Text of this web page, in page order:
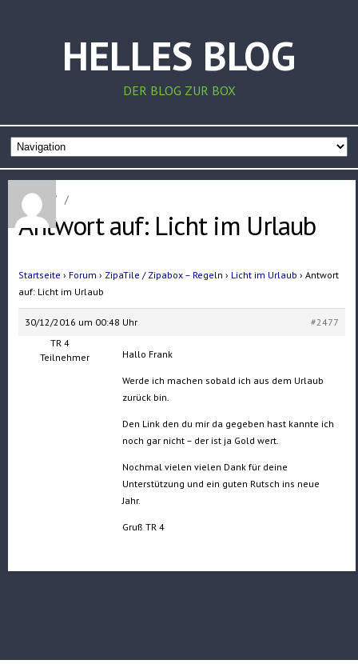
HELLES BLOG
DER BLOG ZUR BOX
Home / /
Antwort auf: Licht im Urlaub
Startseite › Forum › ZipaTile / Zipabox – Regeln › Licht im Urlaub › Antwort
auf: Licht im Urlaub
30/12/2016 um 00:48 Uhr
#2477
TR 4
Teilnehmer
Hallo Frank
Werde ich machen sobald ich aus dem Urlaub
zurück bin.
Den Link den du mir da gegeben hast kannte ich
noch gar nicht – der ist ja Gold wert.
Nochmal vielen vielen Dank für deine
Unterstützung und ein guten Rutsch ins neue
Jahr.
Gruß TR 4